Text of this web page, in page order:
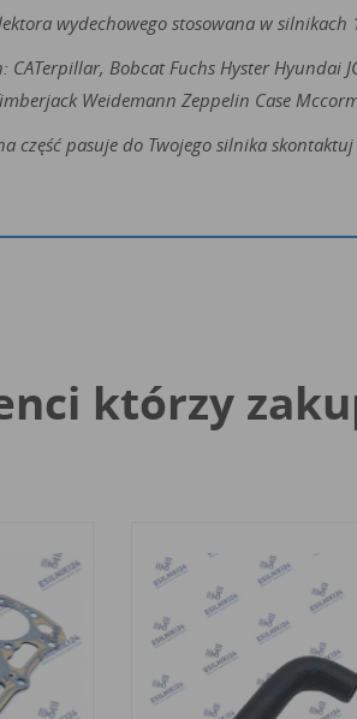
wydechowego stosowana w silnikach
CATerpillar, Bobcat Fuchs Hyster Hyundai
Weidemann Zeppelin Case
część pasuje do Twojego silnika
którzy